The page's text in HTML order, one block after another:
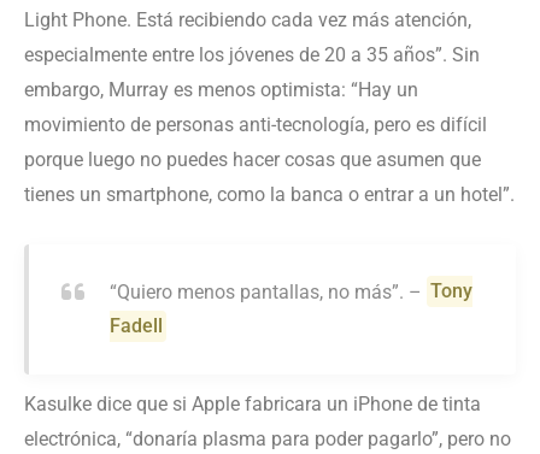
Light Phone. Está recibiendo cada vez más atención,
especialmente entre los jóvenes de 20 a 35 años”. Sin
embargo, Murray es menos optimista: “Hay un
movimiento de personas anti-tecnología, pero es difícil
porque luego no puedes hacer cosas que asumen que
tienes un smartphone, como la banca o entrar a un hotel”.
“Quiero menos pantallas, no más”. – Tony
Fadell
Kasulke dice que si Apple fabricara un iPhone de tinta
electrónica, “donaría plasma para poder pagarlo”, pero no